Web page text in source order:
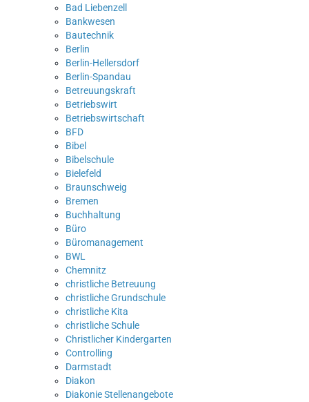
Bad Liebenzell
Bankwesen
Bautechnik
Berlin
Berlin-Hellersdorf
Berlin-Spandau
Betreuungskraft
Betriebswirt
Betriebswirtschaft
BFD
Bibel
Bibelschule
Bielefeld
Braunschweig
Bremen
Buchhaltung
Büro
Büromanagement
BWL
Chemnitz
christliche Betreuung
christliche Grundschule
christliche Kita
christliche Schule
Christlicher Kindergarten
Controlling
Darmstadt
Diakon
Diakonie Stellenangebote